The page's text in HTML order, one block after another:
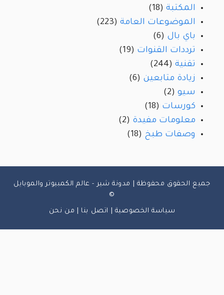
المكتبة(18)
الموضوعات العامة(223)
باي بال(6)
ترددات القنوات(19)
تقنية(244)
زيادة متابعين(6)
سيو(2)
كورسات(18)
معلومات مفيدة(2)
وصفات طبخ(18)
جميع الحقوق محفوظة | مدونة شير - عالم الكمبيوتر والموبايل
©
سياسة الخصوصية| اتصل بنا| من نحن